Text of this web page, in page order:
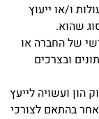
ו/או ייעוץ
שהוא.
של החברה או
ובצרכים
הון ועשויה לייעץ
בהתאם לצורכי